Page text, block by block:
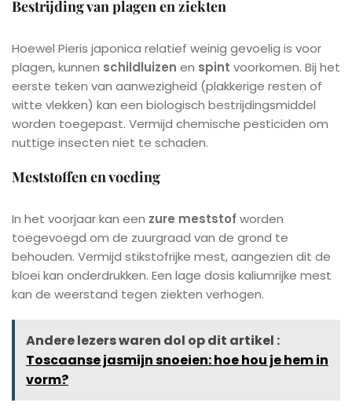
Bestrijding van plagen en ziekten
Hoewel Pieris japonica relatief weinig gevoelig is voor
plagen, kunnen schildluizen en spint voorkomen. Bij het
eerste teken van aanwezigheid (plakkerige resten of
witte vlekken) kan een biologisch bestrijdingsmiddel
worden toegepast. Vermijd chemische pesticiden om
nuttige insecten niet te schaden.
Meststoffen en voeding
In het voorjaar kan een zure meststof worden
toegevoegd om de zuurgraad van de grond te
behouden. Vermijd stikstofrijke mest, aangezien dit de
bloei kan onderdrukken. Een lage dosis kaliumrijke mest
kan de weerstand tegen ziekten verhogen.
Andere lezers waren dol op dit artikel :
Toscaanse jasmijn snoeien: hoe hou je hem in
vorm?